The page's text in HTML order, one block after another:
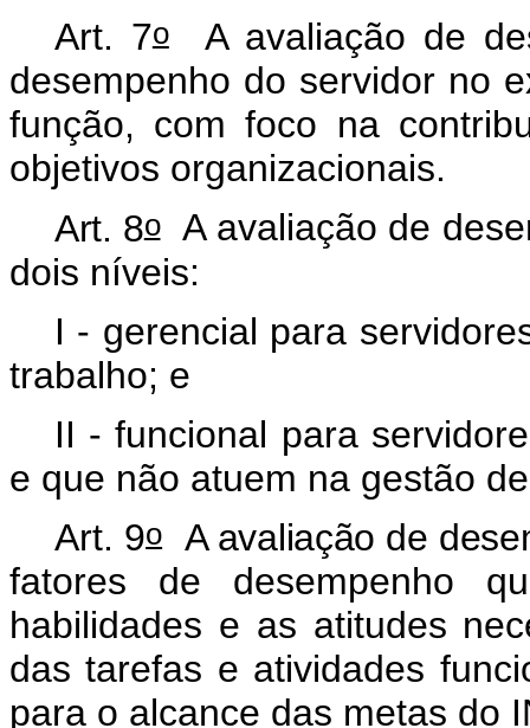
Art. 7oA avaliação de
desempenho do servidor no
função, com foco na
objetivos organizacionais.
Art. 8o
A avaliação de
dois níveis:
I - gerencial para
trabalho; e
II - funcional para
e que não atuem na gestão
Art. 9o
A avaliação de
fatores de desempenho
habilidades e as atitudes
das tarefas e atividades
para o alcance das metas do